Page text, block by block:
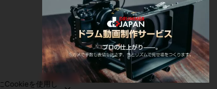
Next
Post
Cookieを使用し